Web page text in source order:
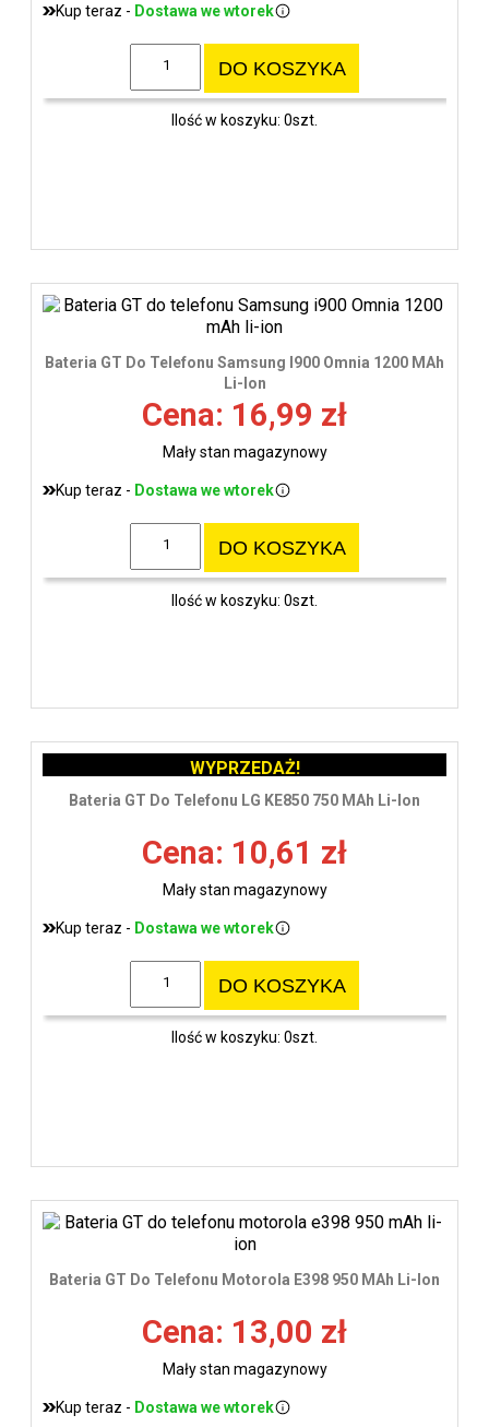
Kup teraz - Dostawa we wtorek
DO KOSZYKA
Ilość w koszyku: 0szt.
Bateria GT Do Telefonu Samsung I900 Omnia 1200 MAh
Li-Ion
Cena: 16,99 zł
Mały stan magazynowy
Kup teraz - Dostawa we wtorek
DO KOSZYKA
Ilość w koszyku: 0szt.
Bateria GT Do Telefonu LG KE850 750 MAh Li-Ion
Cena: 10,61 zł
Mały stan magazynowy
Kup teraz - Dostawa we wtorek
DO KOSZYKA
Ilość w koszyku: 0szt.
WYPRZEDAŻ!
Bateria GT Do Telefonu Motorola E398 950 MAh Li-Ion
Cena: 13,00 zł
Mały stan magazynowy
Kup teraz - Dostawa we wtorek